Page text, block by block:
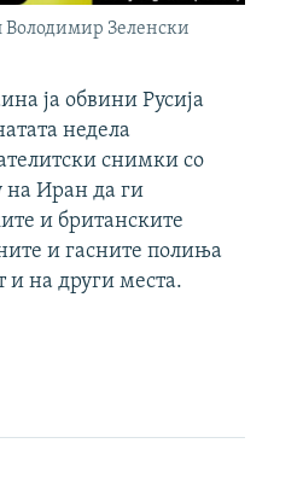
Володимир Зеленски
ја обвини Русија
недела
снимки со
на Иран да ги
и британските
и гасните полиња
и на други места.